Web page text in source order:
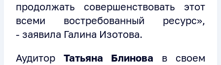
продолжать совершенствовать этот
всеми востребованный ресурс»,
- заявила Галина Изотова.
Аудитор Татьяна Блинова в своем